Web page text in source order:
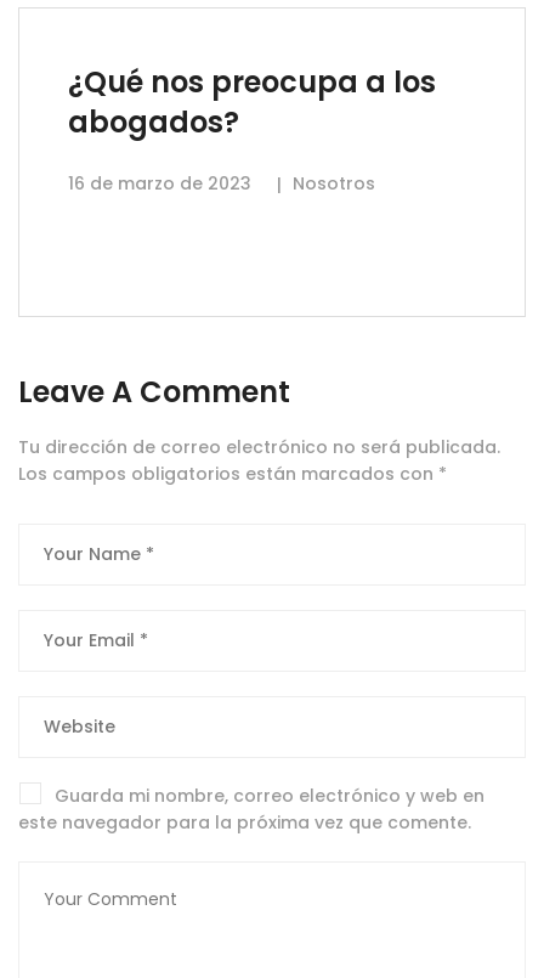
¿Qué nos preocupa a los
abogados?
16 de marzo de 2023 Nosotros
Leave A Comment
Tu dirección de correo electrónico no será publicada.
Los campos obligatorios están marcados con *
Guarda mi nombre, correo electrónico y web en
este navegador para la próxima vez que comente.